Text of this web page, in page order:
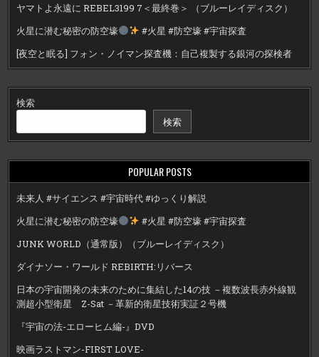
ヤマトよ永遠に REBEL3199 7＜最終巻＞ （ブルーレイディスク）
火星に潜む秘密の防空壕
#火星 #防空壕 #宇宙探査
[夜空と眠る] フォン・ノイマン探査機：自己複製する銀河の探検者
検索
検索
POPULAR POSTS
未来人 #サイエンス #宇宙時代 #ゆっくり解説
火星に潜む秘密の防空壕
#火星 #防空壕 #宇宙探査
JUNK WORLD（通常版）（ブルーレイディスク）
ダイナソー・ワールド REBIRTH:リバース
日本の宇宙開発の未来のために集結した14の技 －複数波長赤外線観
測超小型衛星 Z-Sat －革新的衛星技術実証２号機
『宇宙の法-エローヒム編-』DVD
映画ラストマン-FIRST LOVE-